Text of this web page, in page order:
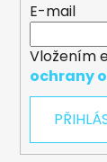
E-mail
Vložením
ochrany